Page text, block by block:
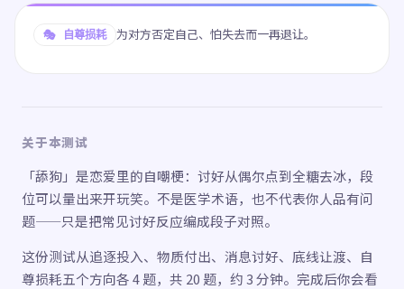
🎭 自尊损耗 为对方否定自己、怕失去而一再退让。
关于本测试
「舔狗」是恋爱里的自嘲梗：讨好从偶尔点到全糖去冰，段
位可以量出来开玩笑。不是医学术语，也不代表你人品有问
题——只是把常见讨好反应编成段子对照。
这份测试从追逐投入、物质付出、消息讨好、底线让渡、自
尊损耗五个方向各 4 题，共 20 题，约 3 分钟。完成后你会看